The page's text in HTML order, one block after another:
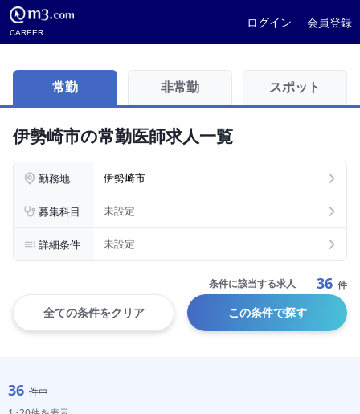
CAREER
ログイン 会員登録
常勤 非常勤 スポット
伊勢崎市の常勤医師求人一覧
勤務地 伊勢崎市
募集科目 未設定
詳細条件 未設定
条件に該当する求人 36 件
全ての条件をクリア この条件で探す
36 件中